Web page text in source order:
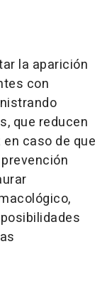
la aparición
con
que reducen
caso de que